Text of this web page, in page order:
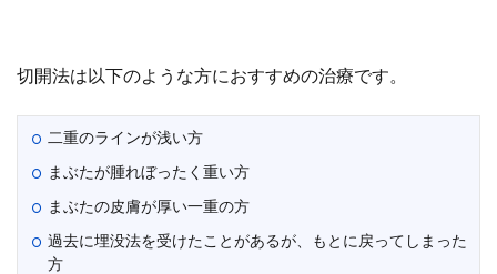
切開法は以下のような方におすすめの治療です。
二重のラインが浅い方
まぶたが腫れぼったく重い方
まぶたの皮膚が厚い一重の方
過去に埋没法を受けたことがあるが、もとに戻ってしまった
方